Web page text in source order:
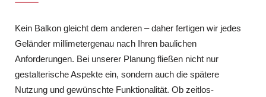
Kein Balkon gleicht dem anderen – daher fertigen wir jedes
Geländer millimetergenau nach Ihren baulichen
Anforderungen. Bei unserer Planung fließen nicht nur
gestalterische Aspekte ein, sondern auch die spätere
Nutzung und gewünschte Funktionalität. Ob zeitlos-